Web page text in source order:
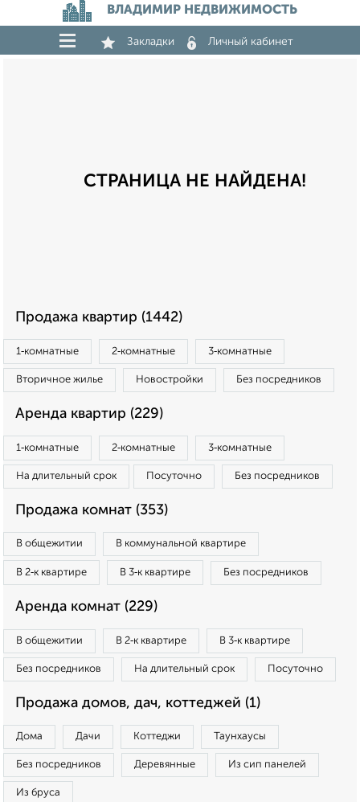
ВЛАДИМИР НЕДВИЖИМОСТЬ
Закладки Личный кабинет
СТРАНИЦА НЕ НАЙДЕНА!
Продажа квартир (1442)
1‑комнатные 2‑комнатные 3‑комнатные
Вторичное жилье Новостройки Без посредников
Аренда квартир (229)
1‑комнатные 2‑комнатные 3‑комнатные
На длительный срок Посуточно Без посредников
Продажа комнат (353)
В общежитии В коммунальной квартире
В 2‑к квартире В 3‑к квартире Без посредников
Аренда комнат (229)
В общежитии В 2‑к квартире В 3‑к квартире
Без посредников На длительный срок Посуточно
Продажа домов, дач, коттеджей (1)
Дома Дачи Коттеджи Таунхаусы
Без посредников Деревянные Из сип панелей
Из бруса